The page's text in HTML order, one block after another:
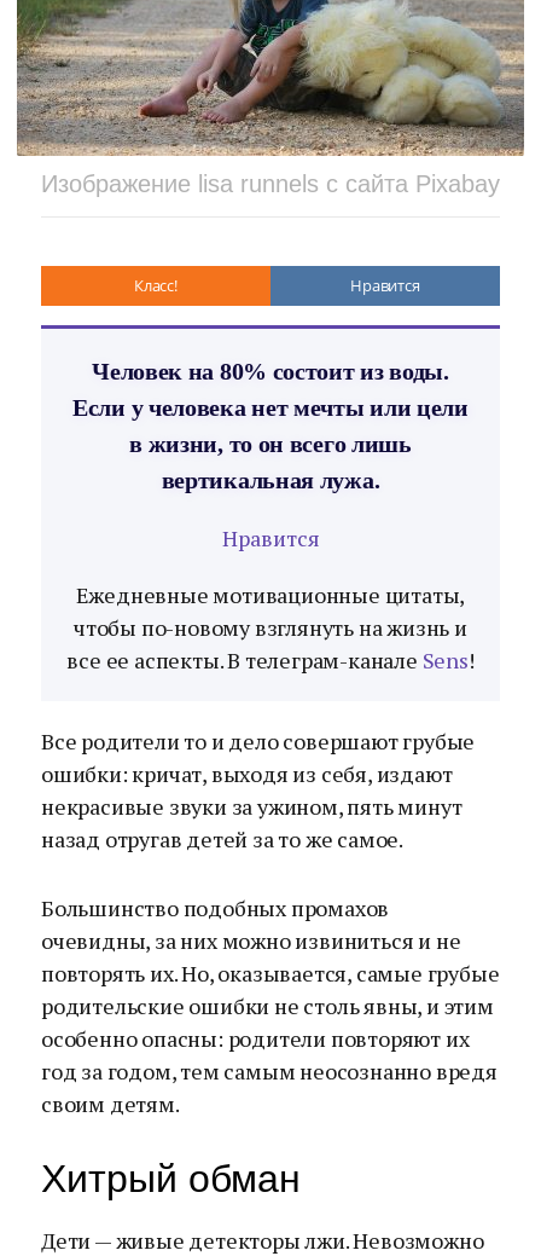
Изображение lisa runnels с сайта Pixabay
Класс! Нравится
Человек на 80% состоит из воды.
Если у человека нет мечты или цели
в жизни, то он всего лишь
вертикальная лужа.
Нравится
Ежедневные мотивационные цитаты,
чтобы по-новому взглянуть на жизнь и
все ее аспекты. В телеграм-канале Sens!
Все родители то и дело совершают грубые
ошибки: кричат, выходя из себя, издают
некрасивые звуки за ужином, пять минут
назад отругав детей за то же самое.
Большинство подобных промахов
очевидны, за них можно извиниться и не
повторять их. Но, оказывается, самые грубые
родительские ошибки не столь явны, и этим
особенно опасны: родители повторяют их
год за годом, тем самым неосознанно вредя
своим детям.
Хитрый обман
Дети — живые детекторы лжи. Невозможно